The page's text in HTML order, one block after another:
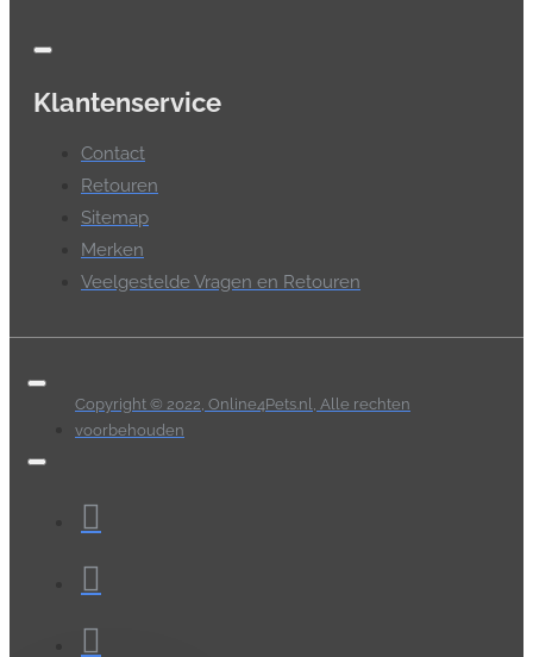
Klantenservice
Contact
Retouren
Sitemap
Merken
Veelgestelde Vragen en Retouren
Copyright © 2022, Online4Pets.nl, Alle rechten
voorbehouden